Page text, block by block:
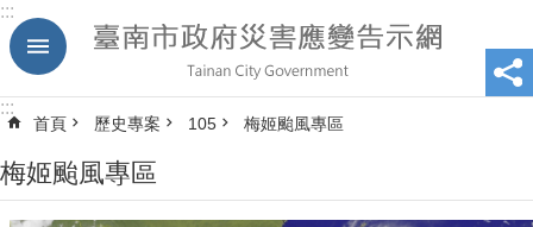
跳到主要內容區塊
:::
:::
首頁 歷史專案 105 梅姬颱風專區
梅姬颱風專區